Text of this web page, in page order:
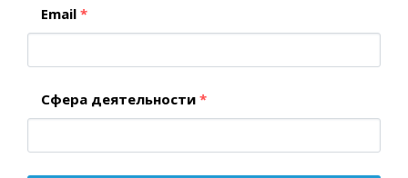
Email *
Сфера деятельности *